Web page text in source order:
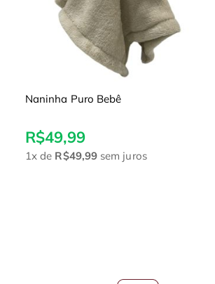
Toalha de Banho com Capuz Puro
R$69,99
1xdeR$69,99sem juros